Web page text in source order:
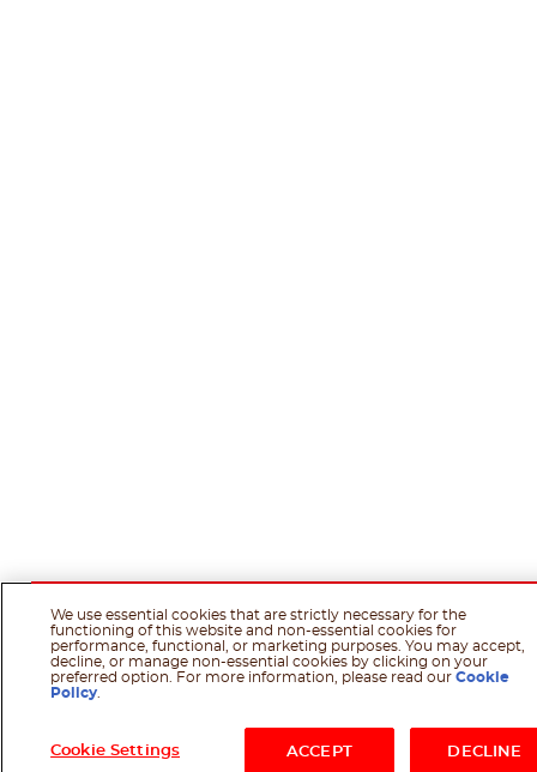
We use essential cookies that are strictly necessary for the
functioning of this website and non-essential cookies for
performance, functional, or marketing purposes. You may accept,
decline, or manage non-essential cookies by clicking on your
preferred option. For more information, please read ourCookie
Policy
Cookie Settings DECLINE
ACCEPT